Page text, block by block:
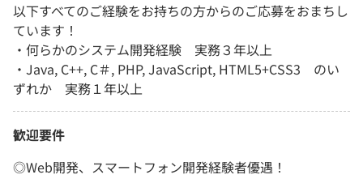
以下すべてのご経験をお持ちの方からのご応募をおまちし
ています！
・何らかのシステム開発経験 実務３年以上
・Java, C++, C＃, PHP, JavaScript, HTML5+CSS3 のい
ずれか 実務１年以上
歓迎要件
◎Web開発、スマートフォン開発経験者優遇！